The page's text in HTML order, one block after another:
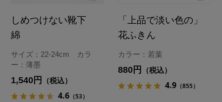
しめつけない靴下
綿
サイズ：22-24cm カラ
ー：薄墨
1,540円 （税込）
4.6 （53）
「上品で淡い色の」
花ふきん
カラー：若葉
880円 （税込）
4.9 （855）